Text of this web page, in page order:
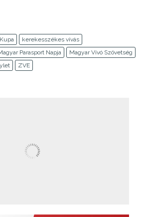
kerekesszékes vívás
Parasport Napja
Magyar Vívó Szövetség
ZVE